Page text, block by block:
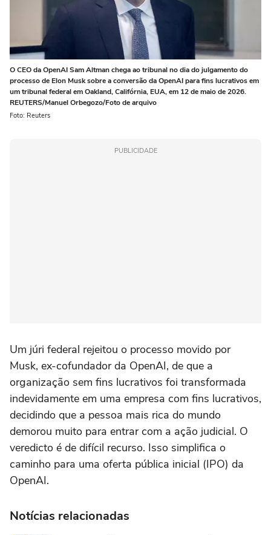
O CEO da OpenAI Sam Altman chega ao tribunal no dia do julgamento do
processo de Elon Musk sobre a conversão da OpenAI para fins lucrativos em
um tribunal federal em Oakland, Califórnia, EUA, em 12 de maio de 2026.
REUTERS/Manuel Orbegozo/Foto de arquivo
Foto: Reuters
PUBLICIDADE
Um júri federal rejeitou o processo movido por
Musk, ex-cofundador da OpenAI, de que a
organização sem fins lucrativos foi transformada
indevidamente em uma empresa com fins lucrativos,
decidindo que a pessoa mais rica do mundo
demorou muito para entrar com a ação judicial. O
veredicto é de difícil recurso. Isso simplifica o
caminho para uma oferta pública inicial (IPO) da
OpenAI.
Notícias relacionadas